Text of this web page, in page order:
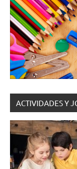
ACTIVIDADES Y